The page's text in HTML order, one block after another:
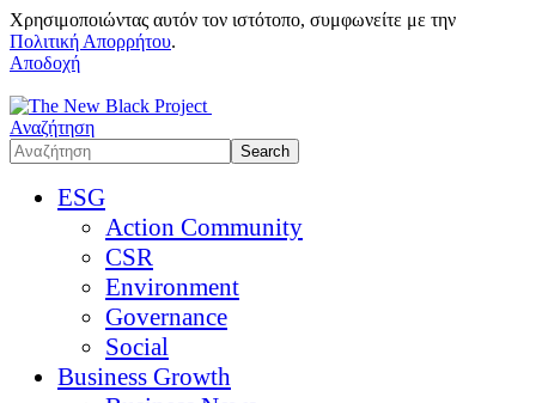
Χρησιμοποιώντας αυτόν τον ιστότοπο, συμφωνείτε με την
Πολιτική Απορρήτου.
Αποδοχή
Αναζήτηση
ESG
Action Community
CSR
Environment
Governance
Social
Business Growth